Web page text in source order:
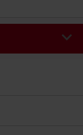
verrekend in